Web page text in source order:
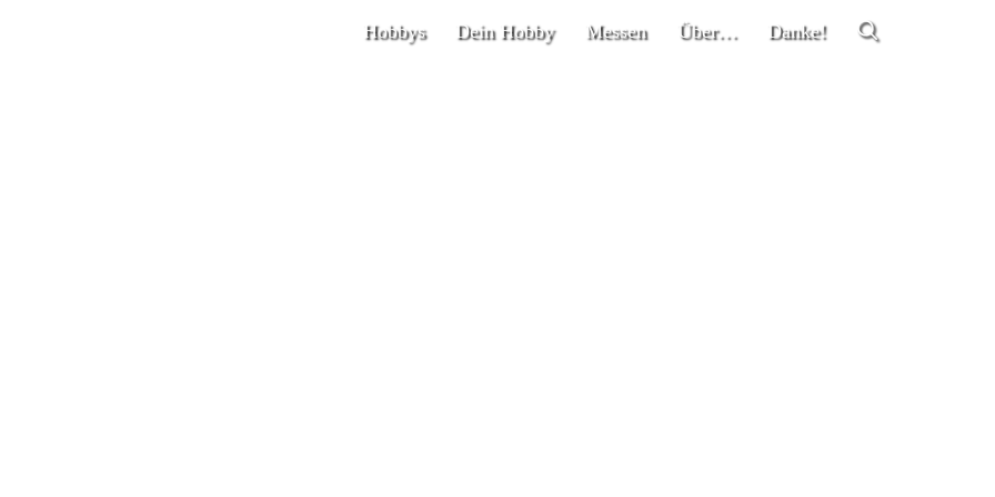
Hobbys Dein Hobby Messen Über… Danke!